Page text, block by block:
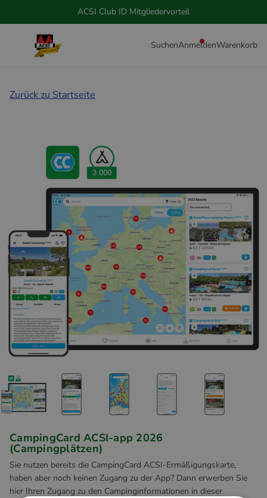
ACSI Club ID Mitgliedervorteil
SuchenAnmeldenWarenkorb
Zurück zu Startseite
CampingCard ACSI-app 2026
(Campingplätzen)
Sie nutzen bereits die CampingCard ACSI-Ermäßigungskarte,
haben aber noch keinen Zugang zu der App? Dann erwerben Sie
hier Ihren Zugang zu den Campinginformationen in dieser